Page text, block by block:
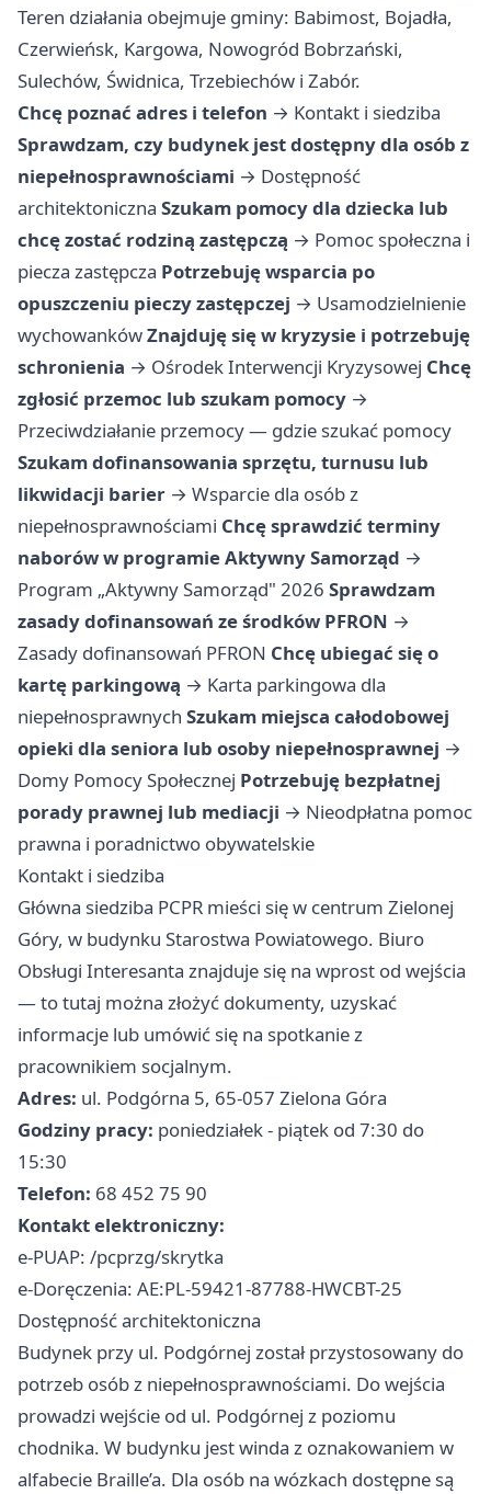
Teren działania obejmuje gminy: Babimost, Bojadła,
Czerwieńsk, Kargowa, Nowogród Bobrzański,
Sulechów, Świdnica, Trzebiechów i Zabór.
Chcę poznać adres i telefon → Kontakt i siedziba
Sprawdzam, czy budynek jest dostępny dla osób z
niepełnosprawnościami → Dostępność
architektoniczna Szukam pomocy dla dziecka lub
chcę zostać rodziną zastępczą → Pomoc społeczna i
piecza zastępcza Potrzebuję wsparcia po
opuszczeniu pieczy zastępczej → Usamodzielnienie
wychowankówZnajduję się w kryzysie i potrzebuję
schronienia → Ośrodek Interwencji Kryzysowej Chcę
zgłosić przemoc lub szukam pomocy →
Przeciwdziałanie przemocy — gdzie szukać pomocy
Szukam dofinansowania sprzętu, turnusu lub
likwidacji barier → Wsparcie dla osób z
niepełnosprawnościami Chcę sprawdzić terminy
naborów w programie Aktywny Samorząd →
Program „Aktywny Samorząd" 2026 Sprawdzam
zasady dofinansowań ze środków PFRON →
Zasady dofinansowań PFRON Chcę ubiegać się o
kartę parkingową → Karta parkingowa dla
niepełnosprawnych Szukam miejsca całodobowej
opieki dla seniora lub osoby niepełnosprawnej →
Domy Pomocy Społecznej Potrzebuję bezpłatnej
porady prawnej lub mediacji → Nieodpłatna pomoc
prawna i poradnictwo obywatelskie
Kontakt i siedziba
Główna siedziba PCPR mieści się w centrum Zielonej
Góry, w budynku Starostwa Powiatowego. Biuro
Obsługi Interesanta znajduje się na wprost od wejścia
— to tutaj można złożyć dokumenty, uzyskać
informacje lub umówić się na spotkanie z
pracownikiem socjalnym.
Adres: ul. Podgórna 5, 65-057 Zielona Góra
Godziny pracy: poniedziałek - piątek od 7:30 do
15:30
Telefon: 68 452 75 90
Kontakt elektroniczny:
e-PUAP: /pcprzg/skrytka
e-Doręczenia: AE:PL-59421-87788-HWCBT-25
Dostępność architektoniczna
Budynek przy ul. Podgórnej został przystosowany do
potrzeb osób z niepełnosprawnościami. Do wejścia
prowadzi wejście od ul. Podgórnej z poziomu
chodnika. W budynku jest winda z oznakowaniem w
alfabecie Braille’a. Dla osób na wózkach dostępne są